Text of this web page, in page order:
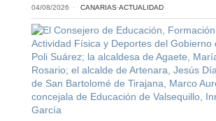
04/08/2026 CANARIAS·ACTUALIDAD